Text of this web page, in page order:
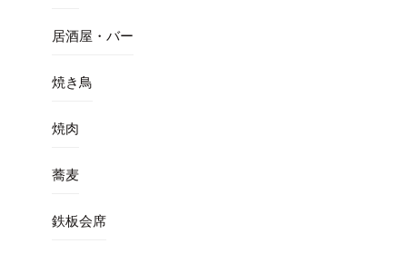
居酒屋・バー
焼き鳥
焼肉
蕎麦
鉄板会席